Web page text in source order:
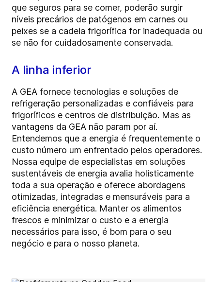
que seguros para se comer, poderão surgir
níveis precários de patógenos em carnes ou
peixes se a cadeia frigorífica for inadequada ou
se não for cuidadosamente conservada.
A linha inferior
A GEA fornece tecnologias e soluções de
refrigeração personalizadas e confiáveis para
frigoríficos e centros de distribuição. Mas as
vantagens da GEA não param por aí.
Entendemos que a energia é frequentemente o
custo número um enfrentado pelos operadores.
Nossa equipe de especialistas em soluções
sustentáveis de energia avalia holisticamente
toda a sua operação e oferece abordagens
otimizadas, integradas e mensuráveis para a
eficiência energética. Manter os alimentos
frescos e minimizar o custo e a energia
necessários para isso, é bom para o seu
negócio e para o nosso planeta.